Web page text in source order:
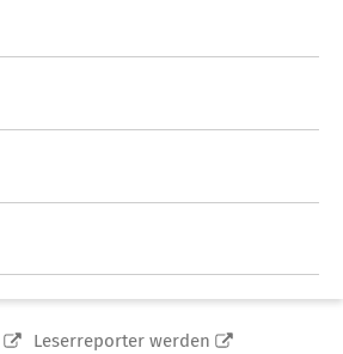
Leserreporter werden